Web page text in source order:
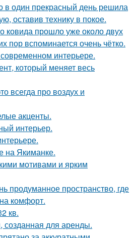
в один прекрасный день решила
оставив технику в покое.
ковида прошло уже около двух
пор вспоминается очень чётко.
интерьере.
который меняет весь
всегда про воздух и
акценты.
интерьер.
на Якиманке.
мотивами и ярким
продуманное пространство, где
комфорт.
кв.
созданная для аренды.